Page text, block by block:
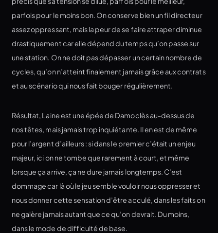
parfois pour le moins bon. On conserve bien un fil directeur
assez oppressant, mais la peur de se faire attraper diminue
drastiquement car elle dépend du temps qu’on passe sur
une station. On ne doit pas dépasser un certain nombre de
cycles, qu’on n’atteint finalement jamais grâce aux contrats
et au scénario qui nous fait bouger régulièrement.
Résultat, Laine est une épée de Damoclès au-dessus de
nos têtes, mais jamais trop inquiétante. Il en est de même
pour l’argent d’ailleurs : si dans le premier c’était un enjeu
majeur, ici on ne tombe que rarement à court, et même
lorsque ça arrive, ça ne dure jamais longtemps. C’est
dommage car là où le jeu semble vouloir nous oppresser et
nous donner cette sensation d’être acculé, dans les faits on
ne galère jamais autant que ce qu’on devrait. Du moins,
dans le mode de difficulté de base.